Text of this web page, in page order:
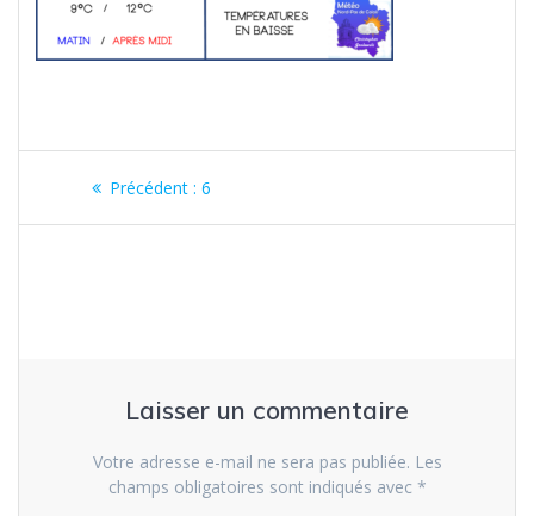
Navigation
de
Précédent : Article
6
Laisser un commentaire
Votre adresse e-mail ne sera pas publiée. Les
champs obligatoires sont indiqués avec *